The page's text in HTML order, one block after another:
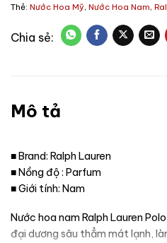
Thẻ: Nước Hoa Mỹ, Nước Hoa Nam,
Mô tả
■ Brand: Ralph Lauren
■ Nồng độ : Parfum
■ Giới tính: Nam
Nước hoa nam Ralph Lauren
đại dương sâu thẳm mát lạnh,